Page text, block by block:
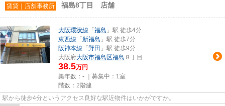
賃貸｜店舗事務所 福島8丁目 店舗
大阪環状線 「 福島 」駅 徒歩4分
東西線 「 新福島 」駅 徒歩7分
阪神本線 「 野田 」駅 徒歩9分
大阪府大阪市福島区福島 ８丁目
38.5万円
築年数：- ｜募集中： 1室
階数：2階建
駅から徒歩4分というアクセス良好な駅近物件はいかがですか。